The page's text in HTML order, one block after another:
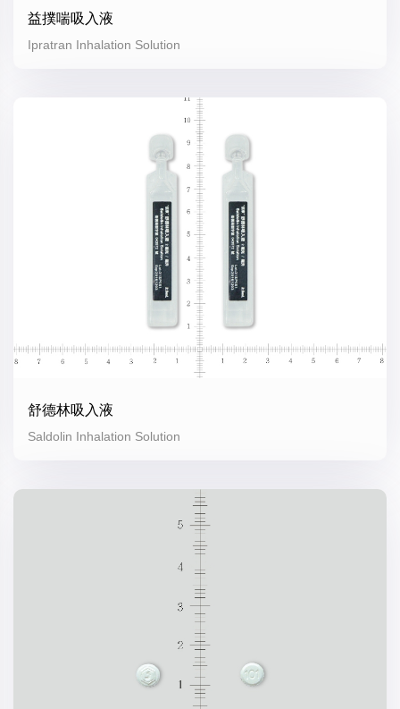
益撲喘吸入液
Ipratran Inhalation Solution
舒德林吸入液
Saldolin Inhalation Solution